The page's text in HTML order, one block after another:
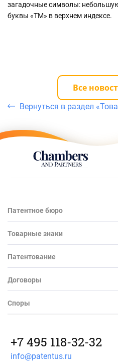
загадочные символы:
буквы «TM» в верхнем индексе.
Все
Вернуться в раздел
Патентное бюро
Товарные знаки
Патентование
Договоры
Споры
+7 495 118-32-32
info@patentus.ru